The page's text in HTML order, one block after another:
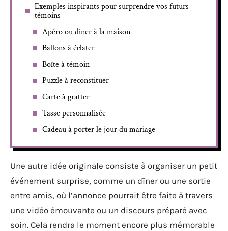
Exemples inspirants pour surprendre vos futurs
témoins
Apéro ou dîner à la maison
Ballons à éclater
Boîte à témoin
Puzzle à reconstituer
Carte à gratter
Tasse personnalisée
Cadeau à porter le jour du mariage
Une autre idée originale consiste à organiser un petit
événement surprise, comme un dîner ou une sortie
entre amis, où l’annonce pourrait être faite à travers
une vidéo émouvante ou un discours préparé avec
soin. Cela rendra le moment encore plus mémorable